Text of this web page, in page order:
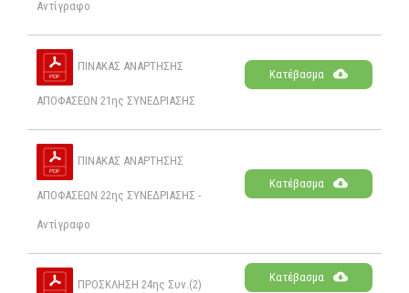
Αντίγραφο
ΠΙΝΑΚΑΣ ΑΝΑΡΤΗΣΗΣ
ΑΠΟΦΑΣΕΩΝ 21ης ΣΥΝΕΔΡΙΑΣΗΣ
Κατέβασμα
ΠΙΝΑΚΑΣ ΑΝΑΡΤΗΣΗΣ
ΑΠΟΦΑΣΕΩΝ 22ης ΣΥΝΕΔΡΙΑΣΗΣ -
Αντίγραφο
Κατέβασμα
ΠΡΟΣΚΛΗΣΗ 24ης Συν.(2)
Κατέβασμα